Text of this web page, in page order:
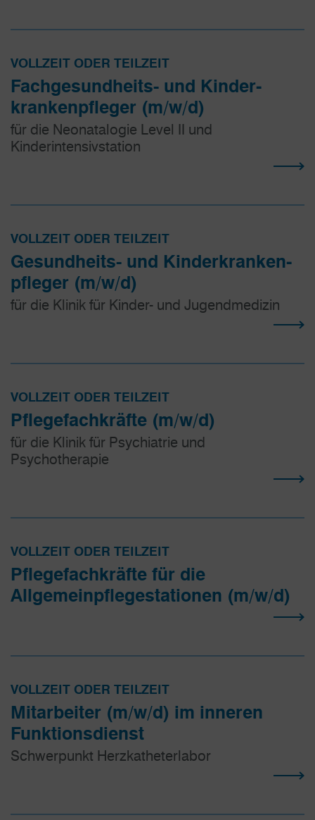
VOLLZEIT ODER TEILZEIT
Fachgesundheits- und Kinder­
kranken­pfleger (m/w/d)
für die Neonatalogie Level II und
Kinderintensivstation
VOLLZEIT ODER TEILZEIT
Gesundheits- und Kinder­kranken­
pfleger (m/w/d)
für die Klinik für Kinder- und Jugendmedizin
VOLLZEIT ODER TEILZEIT
Pflegefachkräfte (m/w/d)
für die Klinik für Psychiatrie und
Psychotherapie
VOLLZEIT ODER TEILZEIT
Pflegefachkräfte für die
Allgemeinpflegestationen (m/w/d)
VOLLZEIT ODER TEILZEIT
Mitarbeiter (m/w/d) im inneren
Funktionsdienst
Schwerpunkt Herzkatheterlabor